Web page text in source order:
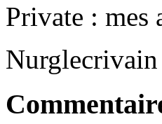
Private : mes